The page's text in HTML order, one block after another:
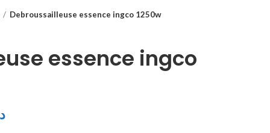
Debroussailleuse essence ingco 1250w
essence ingco